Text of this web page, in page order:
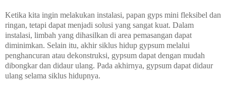
Ketika kita ingin melakukan instalasi, papan gyps mini fleksibel dan
ringan, tetapi dapat menjadi solusi yang sangat kuat. Dalam
instalasi, limbah yang dihasilkan di area pemasangan dapat
diminimkan. Selain itu, akhir siklus hidup gypsum melalui
penghancuran atau dekonstruksi, gypsum dapat dengan mudah
dibongkar dan didaur ulang. Pada akhirnya, gypsum dapat didaur
ulang selama siklus hidupnya.